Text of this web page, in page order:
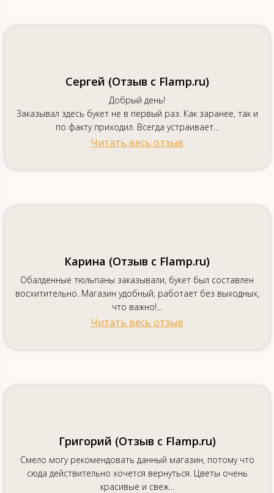
Сергей (Отзыв с Flamp.ru)
Добрый день!
Заказывал здесь букет не в первый раз. Как заранее, так и
по факту приходил. Всегда устраивает...
Читать весь отзыв
Карина (Отзыв с Flamp.ru)
Обалденные тюльпаны заказывали, букет был составлен
восхитительно. Магазин удобный, работает без выходных,
что важно!...
Читать весь отзыв
Григорий (Отзыв с Flamp.ru)
Смело могу рекомендовать данный магазин, потому что
сюда действительно хочется вернуться. Цветы очень
красивые и свеж...